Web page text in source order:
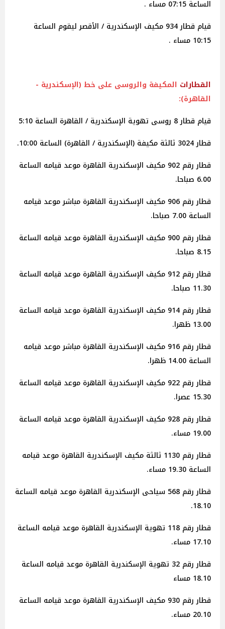
الساعة 07:15 مساء .
قيام قطار 934 مكيف الإسكندرية / الأقصر ليقوم الساعة
10:15 مساء .
القطارات المكيفة والروسى على خط (الإسكندرية -
القاهرة):
قيام قطار 8 روسى تهوية الإسكندرية / القاهرة الساعة 5:10
قطار 3024 ثالثة مكيفة (الإسكندرية / القاهرة) الساعة 10:00.
قطار رقم 902 مكيف الإسكندرية القاهرة موعد قيامه الساعة
6.00 صباحا.
قطار رقم 906 مكيف الإسكندرية القاهرة مباشر موعد قيامه
الساعة 7.00 صباحا.
قطار رقم 900 مكيف الإسكندرية القاهرة موعد قيامه الساعة
8.15 صباحا.
قطار رقم 912 مكيف الإسكندرية القاهرة موعد قيامه الساعة
11.30 صباحا.
قطار رقم 914 مكيف الإسكندرية القاهرة موعد قيامه الساعة
13.00 ظهرا.
قطار رقم 916 مكيف الإسكندرية القاهرة مباشر موعد قيامه
الساعة 14.00 ظهرا.
قطار رقم 922 مكيف الإسكندرية القاهرة موعد قيامه الساعة
15.30 عصرا.
قطار رقم 928 مكيف الإسكندرية القاهرة موعد قيامه الساعة
19.00 مساء.
قطار رقم 1130 ثالثة مكيف الإسكندرية القاهرة موعد قيامه
الساعة 19.30 مساء.
قطار رقم 568 سياحى الإسكندرية القاهرة موعد قيامه الساعة
18.10.
قطار رقم 118 تهوية الإسكندرية القاهرة موعد قيامه الساعة
17.10 مساء.
قطار رقم 32 تهوية الإسكندرية القاهرة موعد قيامه الساعة
18.10 مساء
قطار رقم 930 مكيف الإسكندرية القاهرة موعد قيامه الساعة
20.10 مساء.